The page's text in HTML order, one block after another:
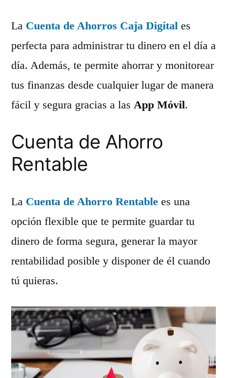
La Cuenta de Ahorros Caja Digital es
perfecta para administrar tu dinero en el día a
día. Además, te permite ahorrar y monitorear
tus finanzas desde cualquier lugar de manera
fácil y segura gracias a las App Móvil.
Cuenta de Ahorro
Rentable
La Cuenta de Ahorro Rentable es una
opción flexible que te permite guardar tu
dinero de forma segura, generar la mayor
rentabilidad posible y disponer de él cuando
tú quieras.